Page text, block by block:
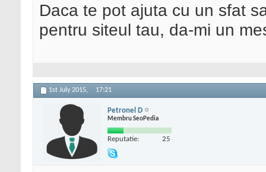
Daca te pot ajuta cu un sfat
pentru siteul tau, da-mi un
1st July 2015, 17:21
Petronel D
Membru SeoPedia
Reputatie: 25